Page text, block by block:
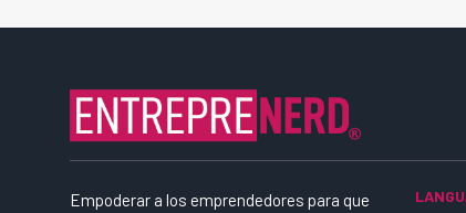
Empoderar a los emprendedores para que